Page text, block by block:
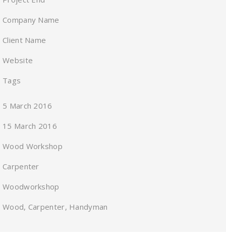
Company Name
Client Name
Website
Tags
5 March 2016
15 March 2016
Wood Workshop
Carpenter
Woodworkshop
Wood, Carpenter, Handyman